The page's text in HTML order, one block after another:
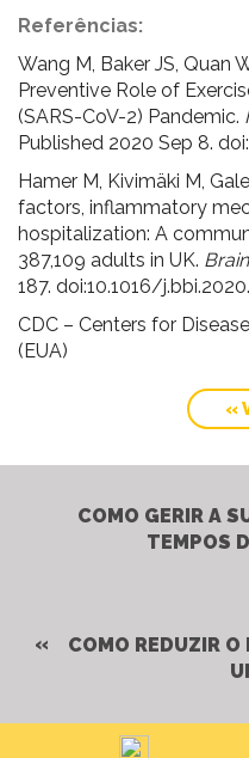
Referências:
Wang M, Baker JS, Quan
Preventive Role of
(SARS-CoV-2) Pandemic.
Published 2020 Sep 8.
Hamer M, Kivimäki M,
factors, inflammatory
hospitalization: A
387,109 adults in UK.
187. doi:10.1016/
CDC – Centers for
(EUA)
«
COMO GERIR A
TEMPOS
COMO REDUZIR O